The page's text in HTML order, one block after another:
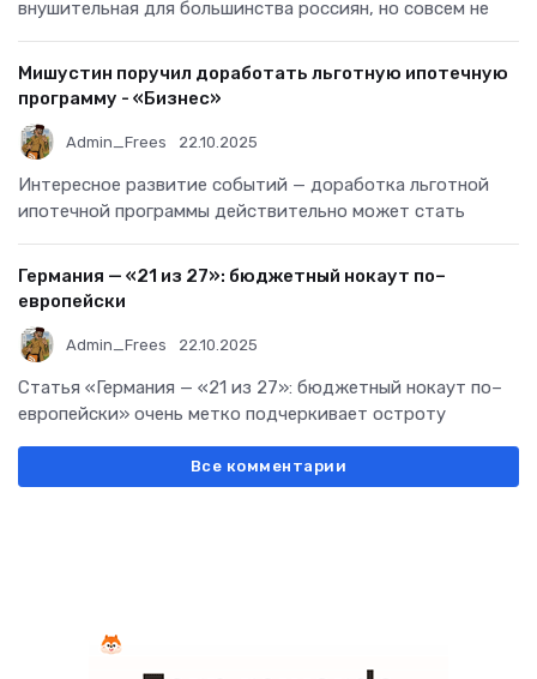
внушительная для большинства россиян, но совсем не
Мишустин поручил доработать льготную ипотечную
программу - «Бизнес»
Admin_Frees 22.10.2025
Интересное развитие событий — доработка льготной
ипотечной программы действительно может стать
Германия — «21 из 27»: бюджетный нокаут по–
европейски
Admin_Frees 22.10.2025
Статья «Германия — «21 из 27»: бюджетный нокаут по–
европейски» очень метко подчеркивает остроту
Все комментарии